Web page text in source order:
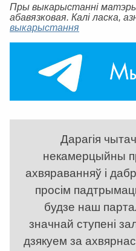
Пры выкарыстанні
абавязковая. Калі ласка,
выкарыстання
Дарагія
некамерцыйны
ахвяраванняў і
просім
будзе наш
значнай ступені
дзякуем за